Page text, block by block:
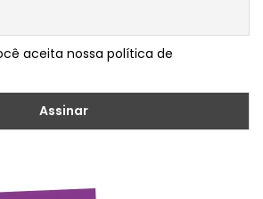
aceita nossa política de